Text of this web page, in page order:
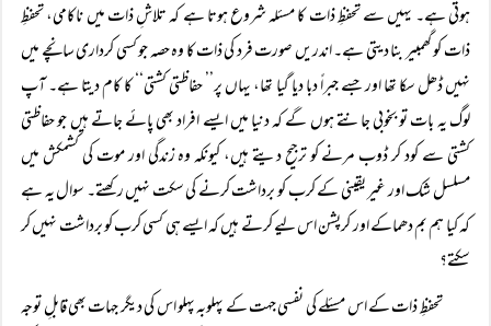
ہوتی ہے۔ یہیں سے تحفظِ ذات کا مسئلہ شروع ہوتا ہے کہ تلاشِ ذات میں ناکامی، تحفظِ
ذات کو گھمبیر بنا دیتی ہے۔ اندریں صورت فرد کی ذات کا وہ حصہ جو کسی کرداری سانچے میں
نہیں ڈھل سکا تھا اور جسے جبراً دبا دیا گیا تھا، یہاں پر’’ حفاظتی کشتی‘‘ کا کام دیتا ہے۔ آپ
لوگ یہ بات تو بخوبی جانتے ہوں گے کہ دنیا میں ایسے افراد بھی پائے جاتے ہیں جو حفاظتی
کشتی سے کود کر ڈوب مرنے کو ترجیح دیتے ہیں، کیونکہ وہ زندگی اور موت کی کشمکش میں
مسلسل شک اور غیر یقینی کے کرب کو برداشت کرنے کی سکت نہیں رکھتے۔ سوال یہ ہے
کہ کیا ہم بم دھماکے اور کرپشن اس لیے کرتے ہیں کہ ایسے ہی کسی کرب کو برداشت نہیں کر
سکتے؟
تحفظِ ذات کے اس مسئلے کی نفسی جہت کے پہلوبہ پہلو اس کی دیگر جہات بھی قابلِ توجہ